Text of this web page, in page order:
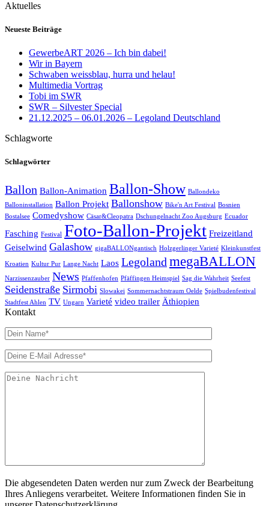
Aktuelles
Neueste Beiträge
GewerbeART 2026 – Ich bin dabei!
Wir in Bayern
Schwaben weissblau, hurra und helau!
Multimedia Vortrag
Tobi im SWR
SWR – Silvester Special
21.12.2025 – 06.01.2026 – Legoland Deutschland
Schlagworte
Schlagwörter
Ballon Ballon-Animation Ballon-Show Ballondeko
Balloninstallation Ballon Projekt Ballonshow Bike'n Art Festival Bosnien
Bostalsee Comedyshow Cäsar&Cleopatra Dschungelnacht Zoo Augsburg Ecuador
Fasching Festival Foto-Ballon-Projekt Freizeitland
Geiselwind Galashow gigaBALLONgantisch Holzgerlinger Varieté Kleinkunstfest
Kroatien Kultur Pur Lange Nacht Laos Legoland megaBALLON
Narzissenzauber News Pfaffenhofen Pfäffingen Heimspiel Sag die Wahrheit Seefest
Seidenstraße Sirmobi Slowakei Sommernachtstraum Oelde Spielbudenfestival
Stadtfest Ahlen TV Ungarn Varieté video trailer Äthiopien
Kontakt
Die abgesendeten Daten werden nur zum Zweck der Bearbeitung
Ihres Anliegens verarbeitet. Weitere Informationen finden Sie in